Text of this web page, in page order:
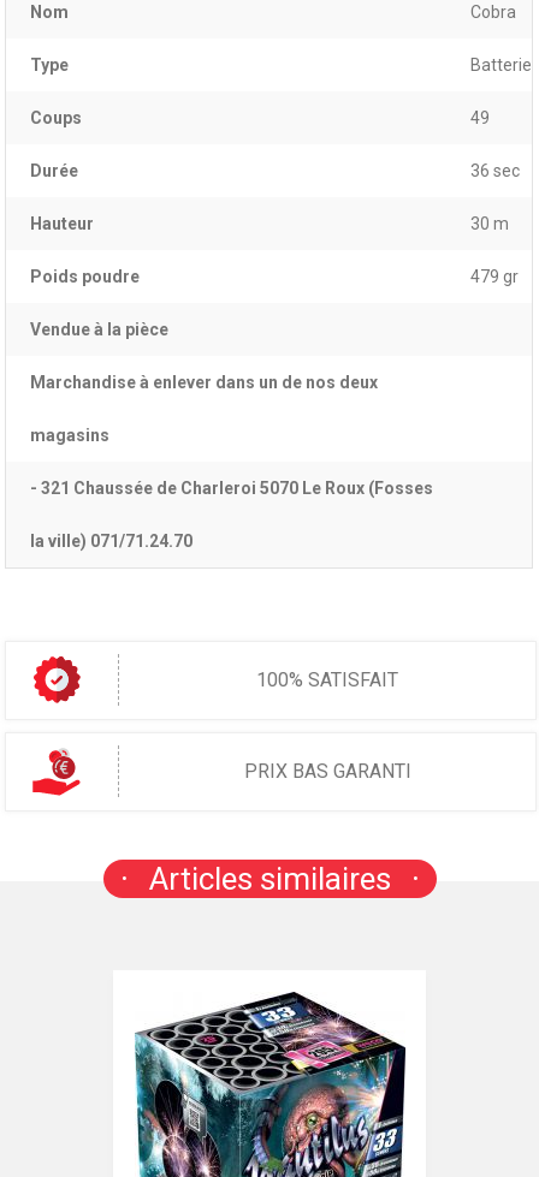
Nom Cobra
Type Batterie
Coups 49
Durée 36 sec
Hauteur 30 m
Poids poudre 479 gr
Vendue à la pièce
Marchandise à enlever dans un de nos deux
magasins
- 321 Chaussée de Charleroi 5070 Le Roux (Fosses
la ville) 071/71.24.70
100% SATISFAIT
PRIX BAS GARANTI
Articles similaires